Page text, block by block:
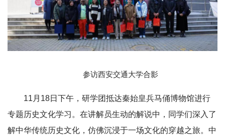
参访西安交通大学合影
11月18日下午，研学团抵达秦始皇兵马俑博物馆进行
专题历史文化学习。在讲解员生动的解说中，同学们深入了
解中华传统历史文化，仿佛沉浸于一场文化的穿越之旅。中